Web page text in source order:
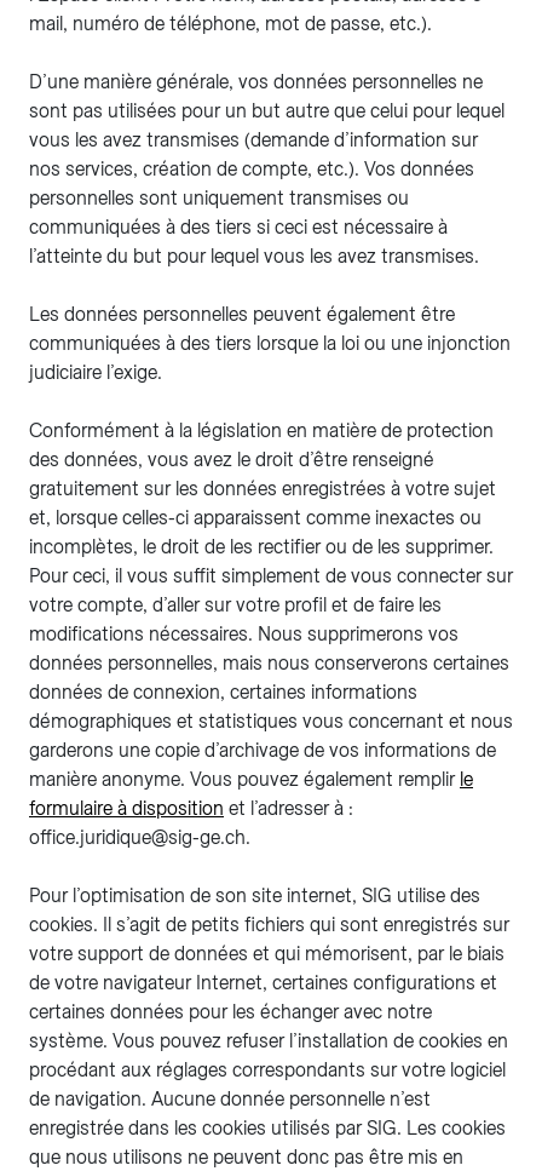
mail, numéro de téléphone, mot de passe, etc.).
D’une manière générale, vos données personnelles ne
sont pas utilisées pour un but autre que celui pour lequel
vous les avez transmises (demande d’information sur
nos services, création de compte, etc.). Vos données
personnelles sont uniquement transmises ou
communiquées à des tiers si ceci est nécessaire à
l’atteinte du but pour lequel vous les avez transmises.
Les données personnelles peuvent également être
communiquées à des tiers lorsque la loi ou une injonction
judiciaire l’exige.
Conformément à la législation en matière de protection
des données, vous avez le droit d’être renseigné
gratuitement sur les données enregistrées à votre sujet
et, lorsque celles-ci apparaissent comme inexactes ou
incomplètes, le droit de les rectifier ou de les supprimer.
Pour ceci, il vous suffit simplement de vous connecter sur
votre compte, d’aller sur votre profil et de faire les
modifications nécessaires. Nous supprimerons vos
données personnelles, mais nous conserverons certaines
données de connexion, certaines informations
démographiques et statistiques vous concernant et nous
garderons une copie d’archivage de vos informations de
manière anonyme. Vous pouvez également remplir le
formulaire à disposition et l’adresser à :
office.juridique@sig-ge.ch.
Pour l’optimisation de son site internet, SIG utilise des
cookies. Il s’agit de petits fichiers qui sont enregistrés sur
votre support de données et qui mémorisent, par le biais
de votre navigateur Internet, certaines configurations et
certaines données pour les échanger avec notre
système. Vous pouvez refuser l’installation de cookies en
procédant aux réglages correspondants sur votre logiciel
de navigation. Aucune donnée personnelle n’est
enregistrée dans les cookies utilisés par SIG. Les cookies
que nous utilisons ne peuvent donc pas être mis en